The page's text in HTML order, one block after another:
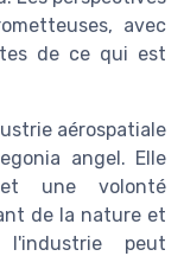
avec
de ce qui est
aérospatiale
angel. Elle
une volonté
de la nature et
peut